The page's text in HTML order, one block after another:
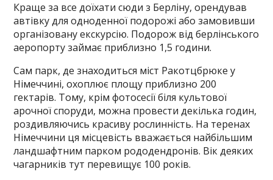
Краще за все доїхати сюди з Берліну, орендував
автівку для одноденної подорожі або замовивши
організовану екскурсію. Подорож від берлінського
аеропорту займає приблизно 1,5 години.
Сам парк, де знаходиться міст Ракотцбрюке у
Німеччині, охоплює площу приблизно 200
гектарів. Тому, крім фотосесії біля культової
арочної споруди, можна провести декілька годин,
роздивляючись красиву рослинність. На теренах
Німеччини ця місцевість вважається найбільшим
ландшафтним парком рододендронів. Вік деяких
чагарників тут перевищує 100 років.